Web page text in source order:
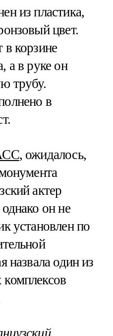
из пластика,
цвет.
корзине
а в руке он
трубу.
в
, ожидалось,
актер
он не
установлен по
назвала один из